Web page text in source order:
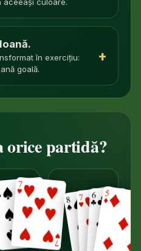
în exercițiu:
goală.
+
orice partidă?